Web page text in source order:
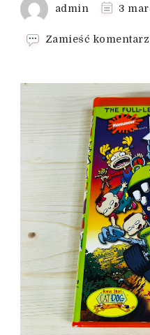
admin 3
Zamieść komentarz